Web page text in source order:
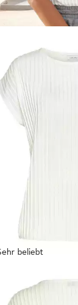
beliebt
Biesenstruktur,